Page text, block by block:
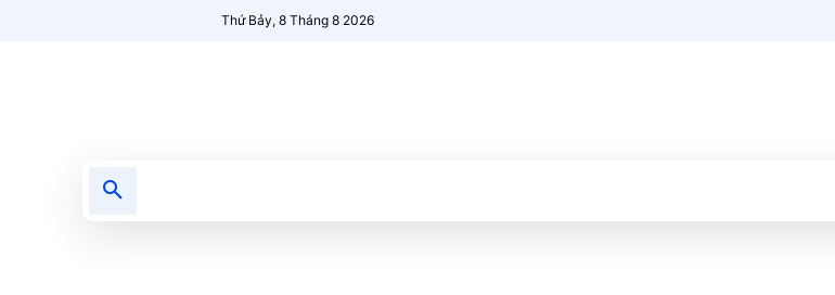
Thứ Bảy, 8 Tháng 8 2026